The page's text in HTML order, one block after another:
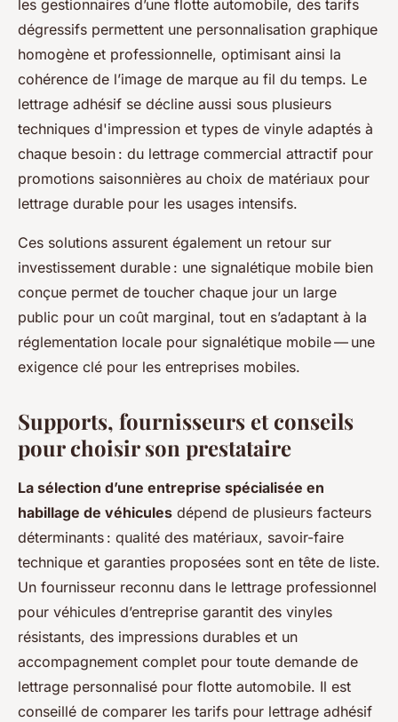
les gestionnaires d’une flotte automobile, des tarifs
dégressifs permettent une personnalisation graphique
homogène et professionnelle, optimisant ainsi la
cohérence de l’image de marque au fil du temps. Le
lettrage adhésif se décline aussi sous plusieurs
techniques d'impression et types de vinyle adaptés à
chaque besoin : du lettrage commercial attractif pour
promotions saisonnières au choix de matériaux pour
lettrage durable pour les usages intensifs.
Ces solutions assurent également un retour sur
investissement durable : une signalétique mobile bien
conçue permet de toucher chaque jour un large
public pour un coût marginal, tout en s’adaptant à la
réglementation locale pour signalétique mobile — une
exigence clé pour les entreprises mobiles.
Supports, fournisseurs et conseils
pour choisir son prestataire
La sélection d’une entreprise spécialisée en
habillage de véhicules dépend de plusieurs facteurs
déterminants : qualité des matériaux, savoir-faire
technique et garanties proposées sont en tête de liste.
Un fournisseur reconnu dans le lettrage professionnel
pour véhicules d’entreprise garantit des vinyles
résistants, des impressions durables et un
accompagnement complet pour toute demande de
lettrage personnalisé pour flotte automobile. Il est
conseillé de comparer les tarifs pour lettrage adhésif